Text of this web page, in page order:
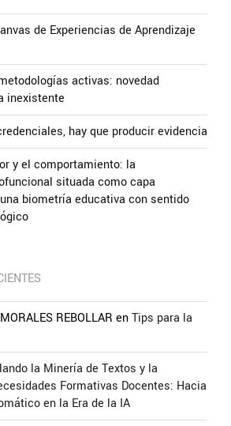
de Experiencias de Aprendizaje
activas: novedad
inexistente
hay que producir evidencia
y el comportamiento: la
situada como capa
biometría educativa con sentido
REBOLLAR enTips para la
la Minería de Textos y la
Formativas Docentes: Hacia
en la Era de la IA